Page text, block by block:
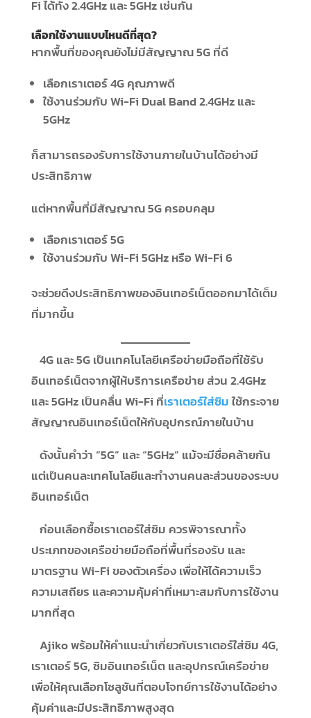
Fi ได้ทั้ง 2.4GHz และ 5GHz เช่นกัน
เลือกใช้งานแบบไหนดีที่สุด?
หากพื้นที่ของคุณยังไม่มีสัญญาณ 5G ที่ดี
เลือกเราเตอร์ 4G คุณภาพดี
ใช้งานร่วมกับ Wi-Fi Dual Band 2.4GHz และ
5GHz
ก็สามารถรองรับการใช้งานภายในบ้านได้อย่างมี
ประสิทธิภาพ
แต่หากพื้นที่มีสัญญาณ 5G ครอบคลุม
เลือกเราเตอร์ 5G
ใช้งานร่วมกับ Wi-Fi 5GHz หรือ Wi-Fi 6
จะช่วยดึงประสิทธิภาพของอินเทอร์เน็ตออกมาได้เต็ม
ที่มากขึ้น
4G และ 5G เป็นเทคโนโลยีเครือข่ายมือถือที่ใช้รับ
อินเทอร์เน็ตจากผู้ให้บริการเครือข่าย ส่วน 2.4GHz
และ 5GHz เป็นคลื่น Wi-Fi ที่เราเตอร์ใส่ซิมใช้กระจาย
สัญญาณอินเทอร์เน็ตให้กับอุปกรณ์ภายในบ้าน
ดังนั้นคำว่า “5G” และ “5GHz” แม้จะมีชื่อคล้ายกัน
แต่เป็นคนละเทคโนโลยีและทำงานคนละส่วนของระบบ
อินเทอร์เน็ต
ก่อนเลือกซื้อเราเตอร์ใส่ซิม ควรพิจารณาทั้ง
ประเภทของเครือข่ายมือถือที่พื้นที่รองรับ และ
มาตรฐาน Wi-Fi ของตัวเครื่อง เพื่อให้ได้ความเร็ว
ความเสถียร และความคุ้มค่าที่เหมาะสมกับการใช้งาน
มากที่สุด
Ajiko พร้อมให้คำแนะนำเกี่ยวกับเราเตอร์ใส่ซิม 4G,
เราเตอร์ 5G, ซิมอินเทอร์เน็ต และอุปกรณ์เครือข่าย
เพื่อให้คุณเลือกโซลูชันที่ตอบโจทย์การใช้งานได้อย่าง
คุ้มค่าและมีประสิทธิภาพสูงสุด